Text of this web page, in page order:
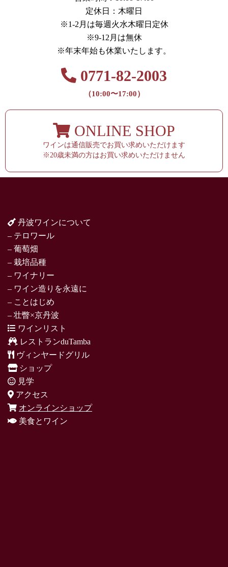
定休日：木曜日
※1-2月は毎週火水木曜日定休
※9-12月は無休
※年末年始も休業いたします。
0771-82-2003
（10:00〜17:00）
ONLINE SHOP
ワインは通信販売でお買い求めいただけます
※20歳未満の方はお買い求めいただけません
丹波ワインについて
– テロワール
– 葡萄畑
– 栽培品種
– ワイナリー
– ワイン造りを永遠に
– ことはじめ
– 壮瞥×京丹波
ワインリスト
レストランduTamba
ヴィンヤードグリル
ショップ
見学
アクセス
オンラインショップ
美食とワイン